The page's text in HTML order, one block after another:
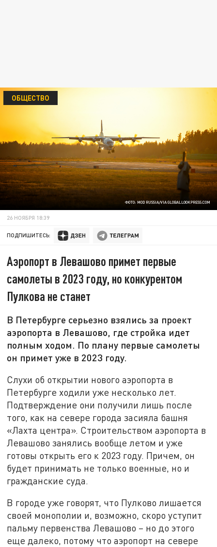
ФОТО: MOD RUSSIA/VIA GLOBALLOOKPRESS.COM
ОБЩЕСТВО
26 НОЯБРЯ 18:39
ПОДПИШИТЕСЬ:
Аэропорт в Левашово примет первые
самолеты в 2023 году, но конкурентом
Пулкова не станет
В Петербурге серьезно взялись за проект
аэропорта в Левашово, где стройка идет
полным ходом. По плану первые самолеты
он примет уже в 2023 году.
Слухи об открытии нового аэропорта в
Петербурге ходили уже несколько лет.
Подтверждение они получили лишь после
того, как на севере города засияла башня
«Лахта центра». Строительством аэропорта в
Левашово занялись вообще летом и уже
готовы открыть его к 2023 году. Причем, он
будет принимать не только военные, но и
гражданские суда.
В городе уже говорят, что Пулково лишается
своей монополии и, возможно, скоро уступит
пальму первенства Левашово – но до этого
еще далеко, потому что аэропорт на севере